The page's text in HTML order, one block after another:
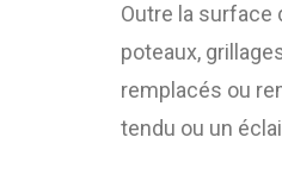
Outre la surface
poteaux,
remplacés ou
tendu ou un